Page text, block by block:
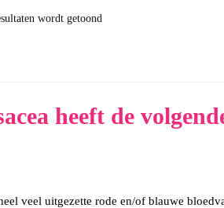
wordt getoond
heeft de
veel uitgezette rode en/of blauwe